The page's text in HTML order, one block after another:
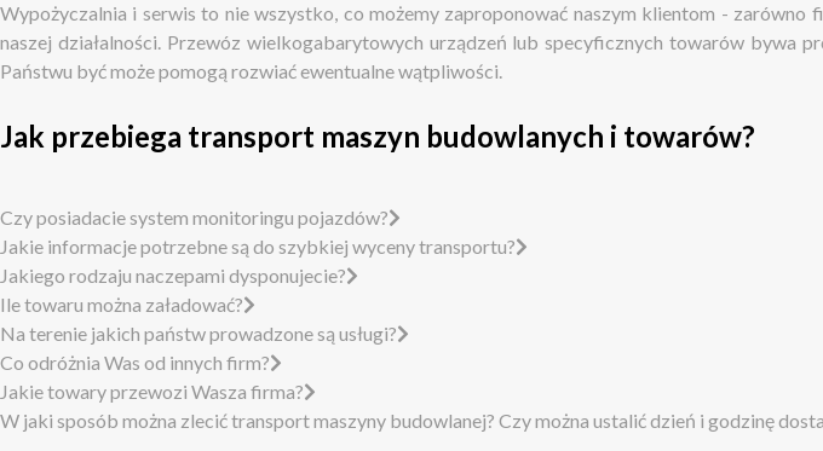
Wypożyczalnia i serwis to nie wszystko, co możemy zaproponować naszym klientom -
naszej działalności. Przewóz wielkogabarytowych urządzeń lub specyficznych towarów bywa
Państwu być może pomogą rozwiać ewentualne wątpliwości.
Jak przebiega transport maszyn budowlanych i towarów?
Czy posiadacie system monitoringu pojazdów?
Jakie informacje potrzebne są do szybkiej wyceny transportu?
Jakiego rodzaju naczepami dysponujecie?
Ile towaru można załadować?
Na terenie jakich państw prowadzone są usługi?
Co odróżnia Was od innych firm?
Jakie towary przewozi Wasza firma?
W jaki sposób można zlecić transport maszyny budowlanej? Czy można ustalić dzień i godzinę